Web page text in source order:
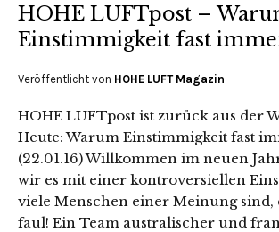
HOHE LUFTpost –
Einstimmigkeit fast
Veröffentlicht von HOHE LUFT Magazin
HOHE LUFTpost ist zurück aus der
Heute: Warum Einstimmigkeit fast
(22.01.16) Willkommen im neuen
wir es mit einer kontroversiellen
viele Menschen einer Meinung sind,
faul! Ein Team australischer und